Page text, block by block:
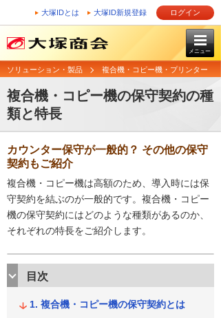
大塚IDとは 大塚ID新規登録 ログイン
メニュー
ソリューション・製品 複合機・コピー機・プリンター
複合機・コピー機の保守契約の種
類と特長
カウンター保守が一般的？ その他の保守
契約もご紹介
複合機・コピー機は高額のため、導入時には保
守契約を結ぶのが一般的です。複合機・コピー
機の保守契約にはどのような種類があるのか、
それぞれの特長をご紹介します。
目次
複合機・コピー機の保守契約とは